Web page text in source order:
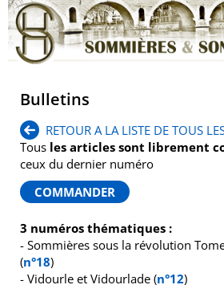
Bulletins
RETOUR A LA LISTE DE TOUS
Tous les articles sont librement
ceux du dernier numéro
3 numéros thématiques :
- Sommières sous la révolution
(n°18)
- Vidourle et Vidourlade (n°12)